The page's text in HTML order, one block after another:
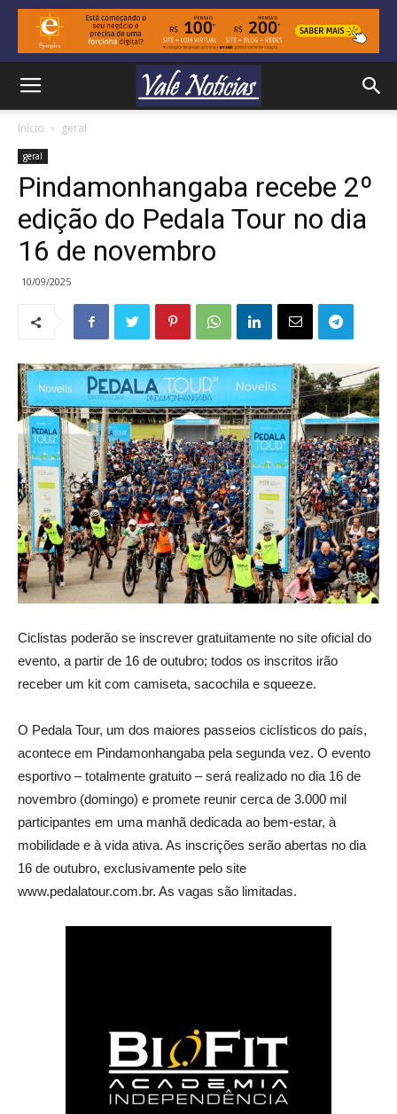
Início geral
geral
Pindamonhangaba recebe 2º
edição do Pedala Tour no dia
16 de novembro
10/09/2025
Ciclistas poderão se inscrever gratuitamente no site oficial do
evento, a partir de 16 de outubro; todos os inscritos irão
receber um kit com camiseta, sacochila e squeeze.
O Pedala Tour, um dos maiores passeios ciclísticos do país,
acontece em Pindamonhangaba pela segunda vez. O evento
esportivo – totalmente gratuito – será realizado no dia 16 de
novembro (domingo) e promete reunir cerca de 3.000 mil
participantes em uma manhã dedicada ao bem-estar, à
mobilidade e à vida ativa. As inscrições serão abertas no dia
16 de outubro, exclusivamente pelo site
www.pedalatour.com.br. As vagas são limitadas.